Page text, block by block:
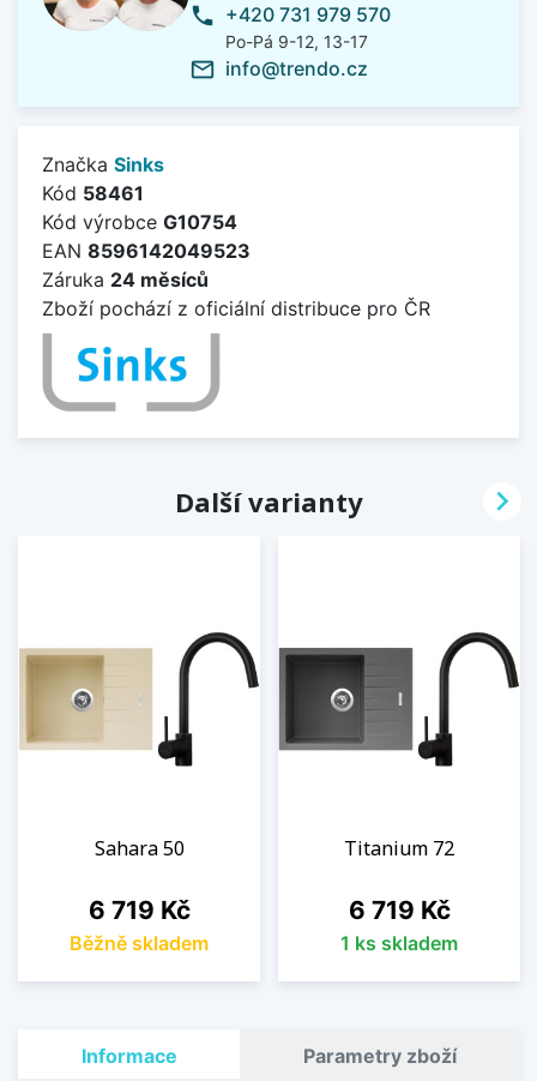
phone +420 731 979 570
Po-Pá 9-12, 13-17
mail_outline info@trendo.cz
Značka Sinks
Kód 58461
Kód výrobce G10754
EAN 8596142049523
Záruka 24 měsíců
Zboží pochází z oficiální distribuce pro ČR
Další varianty
Sahara 50
Cena
6 719 Kč
Běžně skladem
Titanium 72
Cena
6 719 Kč
1 ks skladem

Informace Parametry zboží